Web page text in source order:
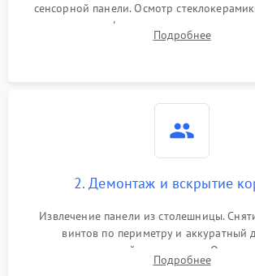
сенсорной панели. Осмотр
проверка конфорок на равномерность
клиента о симптомах (не включается, не
Подробнее
2. Демонтаж и вскрытие
Извлечение панели из столешницы.
винтов по периметру и аккуратный
стеклокерамической поверхности.
сенсорного блока для доступа к силовым
Подробнее